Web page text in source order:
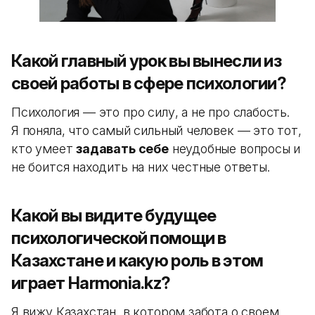
Какой главный урок вы вынесли из
своей работы в сфере психологии?
Психология — это про силу, а не про слабость.
Я поняла, что самый сильный человек — это тот,
кто умеетзадавать себенеудобные вопросы и
не боится находить на них честные ответы.
Какой вы видите будущее
психологической помощи в
Казахстане и какую роль в этом
играет Harmonia.kz?
Я вижу Казахстан, в котором забота о своем